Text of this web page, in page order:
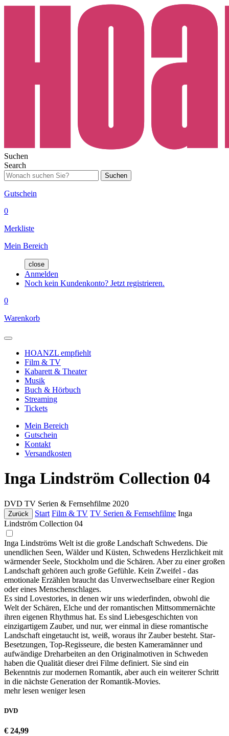
Suchen
Search
Suchen
Gutschein
0
Merkliste
Mein Bereich
close
Anmelden
Noch kein Kundenkonto? Jetzt registrieren.
0
Warenkorb
HOANZL empfiehlt
Film & TV
Kabarett & Theater
Musik
Buch & Hörbuch
Streaming
Tickets
Mein Bereich
Gutschein
Kontakt
Versandkosten
Inga Lindström Collection 04
DVD TV Serien & Fernsehfilme 2020
Zurück Start Film & TV TV Serien & Fernsehfilme Inga
Lindström Collection 04
Inga Lindströms Welt ist die große Landschaft Schwedens. Die
unendlichen Seen, Wälder und Küsten, Schwedens Herzlichkeit mit
wärmender Seele, Stockholm und die Schären. Aber zu einer großen
Landschaft gehören auch große Gefühle. Kein Zweifel - das
emotionale Erzählen braucht das Unverwechselbare einer Region
oder eines Menschenschlages.
Es sind Lovestories, in denen wir uns wiederfinden, obwohl die
Welt der Schären, Elche und der romantischen Mittsommernächte
ihren eigenen Rhythmus hat. Es sind Liebesgeschichten von
einzigartigem Zauber, und nur, wer einmal in diese romantische
Landschaft eingetaucht ist, weiß, woraus ihr Zauber besteht. Star-
Besetzungen, Top-Regisseure, die besten Kameramänner und
aufwändige Dreharbeiten an den Originalmotiven in Schweden
haben die Qualität dieser drei Filme definiert. Sie sind ein
Bekenntnis zur modernen Romantik, aber auch ein weiterer Schritt
in die nächste Generation der Romantik-Movies.
mehr lesen weniger lesen
DVD
€ 24,99